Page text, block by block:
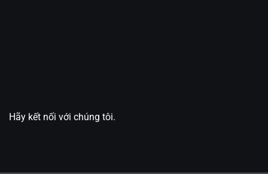
Hãy kết nối với chúng tôi.